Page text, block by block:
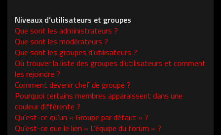
Niveaux d’utilisateurs et groupes
Que sont les administrateurs ?
Que sont les modérateurs ?
Que sont les groupes d’utilisateurs ?
Où trouver la liste des groupes d’utilisateurs et comment
les rejoindre ?
Comment devenir chef de groupe ?
Pourquoi certains membres apparaissent dans une
couleur différente ?
Qu’est-ce qu’un « Groupe par défaut » ?
Qu’est-ce que le lien « L’équipe du forum » ?